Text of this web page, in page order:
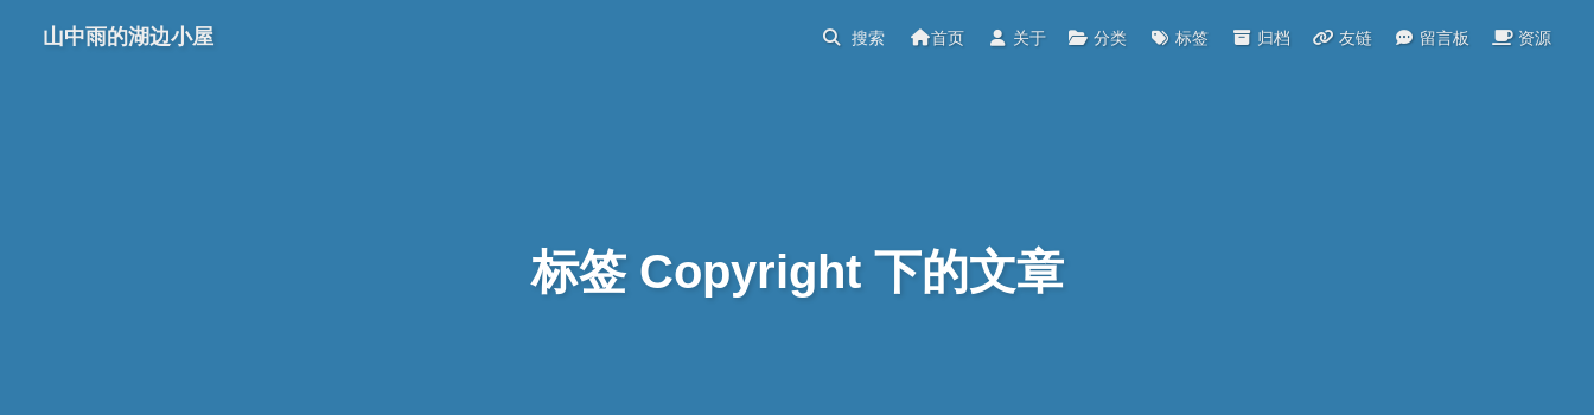
标签 Copyright 下的文章
山中雨的湖边小屋 首页 关于 分类 标签 归档 友链 留言板 资源